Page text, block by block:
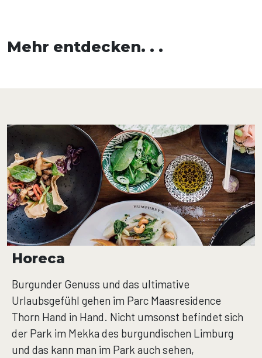
Mehr entdecken. . .
Horeca
Burgunder Genuss und das ultimative
Urlaubsgefühl gehen im Parc Maasresidence
Thorn Hand in Hand. Nicht umsonst befindet sich
der Park im Mekka des burgundischen Limburg
und das kann man im Park auch sehen,